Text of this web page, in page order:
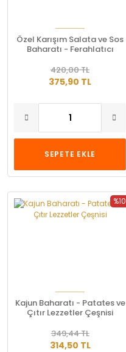
Özel Karışım Salata ve Sos
Baharatı - Ferahlatıcı
375,90 TL
420,00 TL
SEPETE EKLE
%10
Kajun Baharatı - Patates ve
Çıtır Lezzetler Çeşnisi
314,50 TL
349,44 TL